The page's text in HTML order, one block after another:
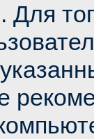
Для